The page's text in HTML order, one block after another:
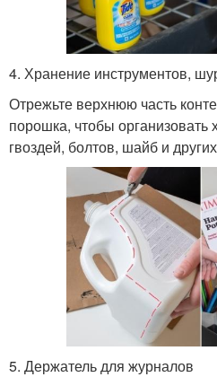
4. Хранение инструментов,
Отрежьте верхнюю часть
порошка, чтобы организовать
гвоздей, болтов, шайб и
5. Держатель для журналов